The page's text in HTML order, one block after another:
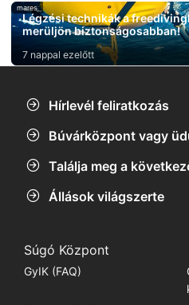
mares
Légzési technikák a
merüljön biztonságosabban!
7 nappal ezelőtt
Hírlevél feliratkozás
Búvárközpont vagy
Találja meg a
Állások világszerte
Súgó Központ
GyIK (FAQ)